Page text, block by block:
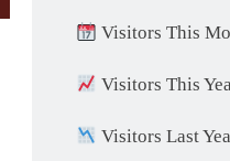
Visitors This
Visitors This
Visitors Last